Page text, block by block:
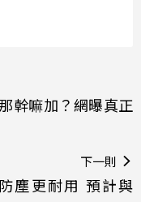
幹嘛加？網曝真正
下一則
塵更耐用 預計與